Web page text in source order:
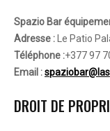
Spazio Bar
Adresse : Le Patio
Téléphone :+377 97
Email :
DROIT DE